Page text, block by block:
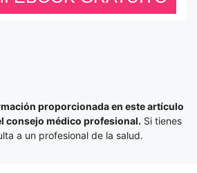
proporcionada en este artículo
consejo médico profesional. Si tienes
a un profesional de la salud.